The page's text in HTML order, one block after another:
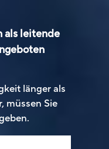
länger als
müssen Sie
als leitende